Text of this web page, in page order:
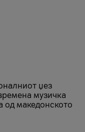
џез
музичка
од македонското